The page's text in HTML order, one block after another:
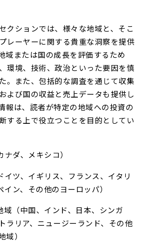
クションでは、様々な地域と、そこ
レーヤーに関する貴重な洞察を提供
域または国の成長を評価するため
環境、技術、政治といった要因を慎
。また、包括的な調査を通じて収集
よび国の収益と売上データも提供し
報は、読者が特定の地域への投資の
する上で役立つことを目的としてい
ダ、メキシコ）
イツ、イギリス、フランス、イタリ
イン、その他のヨーロッパ）
域（中国、インド、日本、シンガ
ラリア、ニュージーランド、その他
域）